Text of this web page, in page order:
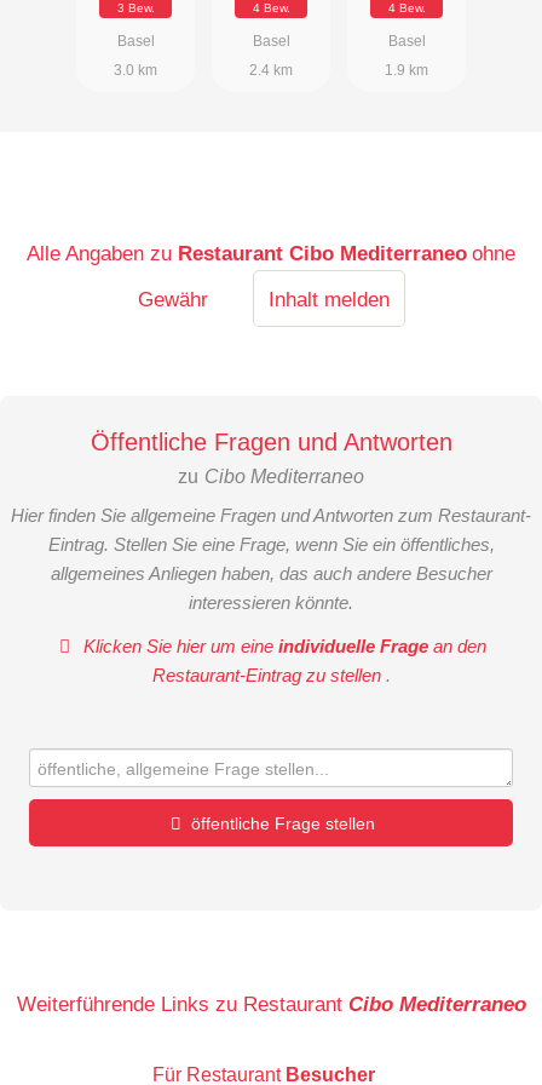
3 Bew.
Basel
3.0 km
4 Bew.
Basel
2.4 km
4 Bew.
Basel
1.9 km
Alle Angaben zu Restaurant Cibo Mediterraneo ohne
Gewähr
Inhalt melden
Öffentliche Fragen und Antworten
zu Cibo Mediterraneo
Hier finden Sie allgemeine Fragen und Antworten zum Restaurant-
Eintrag. Stellen Sie eine Frage, wenn Sie ein öffentliches,
allgemeines Anliegen haben, das auch andere Besucher
interessieren könnte.
Klicken Sie hier um eineindividuelle Frage an den
Restaurant-Eintrag zu stellen .
öffentliche Frage stellen
Weiterführende Links zu Restaurant Cibo Mediterraneo
Für Restaurant Besucher